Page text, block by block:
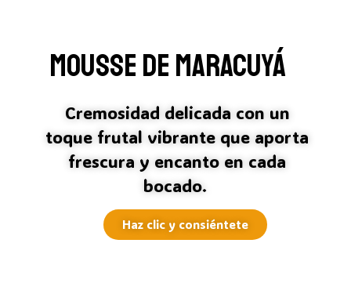
Mousse de Maracuyá
Cremosidad delicada con un
toque frutal vibrante que aporta
frescura y encanto en cada
bocado.
Haz clic y consiéntete